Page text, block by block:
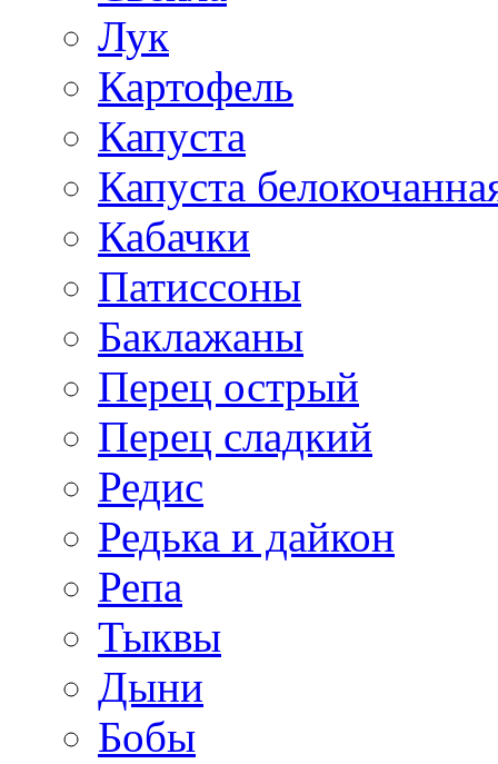
Лук
Картофель
Капуста
Капуста
Кабачки
Патиссоны
Баклажаны
Перец острый
Перец сладкий
Редис
Редька и дайкон
Репа
Тыквы
Дыни
Бобы